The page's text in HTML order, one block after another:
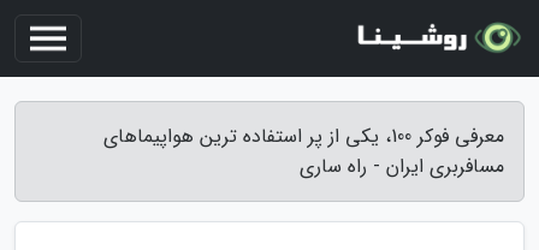
معرفی فوکر 100، یکی از پر استفاده ترین هواپیماهای
مسافربری ایران - راه ساری